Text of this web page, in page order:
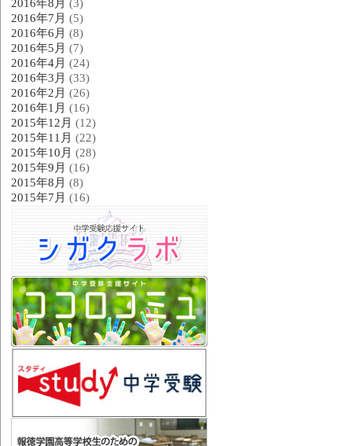
2016年8月 (3)
2016年7月 (5)
2016年6月 (8)
2016年5月 (7)
2016年4月 (24)
2016年3月 (33)
2016年2月 (26)
2016年1月 (16)
2015年12月 (12)
2015年11月 (22)
2015年10月 (28)
2015年9月 (16)
2015年8月 (8)
2015年7月 (16)